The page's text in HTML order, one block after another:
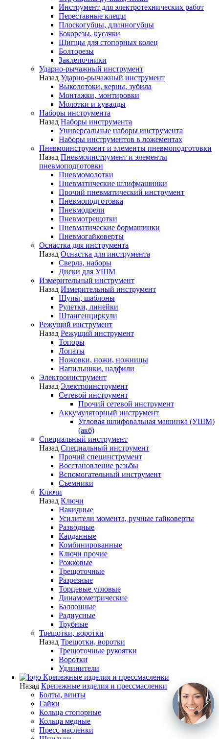
Инструмент для электротехнических работ
Переставные клещи
Плоскогубцы, длинногубцы
Бокорезы, кусачки
Щипцы для стопорных колец
Болторезы
Заклепочники
Ударно-рычажный инструмент
Назад Ударно-рычажный инструмент
Выколотоки, керны, зубила
Монтажки, монтировки
Молотки и кувалды
Наборы инструмента
Назад Наборы инструмента
Универсальные наборы инструмента
Наборы инструментов в ложементах
Пневмоинструмент и элементы пневмоподготовки
Назад Пневмоинструмент и элементы
пневмоподготовки
Пневмомолотки
Пневматические шлифмашинки
Прочий пневматический инструмент
Пневмоподготовка
Пневмодрели
Пневмотрещотки
Пневматические бормашинки
Пневмогайковерты
Оснастка для инструмента
Назад Оснастка для инструмента
Сверла, наборы
Диски для УШМ
Измерительный инструмент
Назад Измерительный инструмент
Щупы, шаблоны
Рулетки, линейки
Штангенциркули
Режущий инструмент
Назад Режущий инструмент
Топоры
Лопаты
Ножовки, ножи, ножницы
Напильники, надфили
Электроинструмент
Назад Электроинструмент
Сетевой инструмент
Прочий сетевой инструмент
Аккумуляторный инструмент
Угловая шлифовальная машинка (УШМ)
(акб)
Специальный инструмент
Назад Специальный инструмент
Прочий специнструмент
Восстановление резьбы
Вспомогательный инструмент
Съемники
Ключи
Назад Ключи
Накидные
Усилители момента, ручные гайковерты
Разводные
Карданные
Комбинированные
Ключи прочие
Рожковые
Трещоточные
Разрезные
Торцевые угловые
Динамометрические
Баллонные
Радиусные
Трубные
Трещотки, воротки
Назад Трещотки, воротки
Трещоточные рукоятки
Воротки
Удлинители
Крепежные изделия и прессмасленки
Назад Крепежные изделия и прессмасленки
Болты, винты
Гайки
Кольца стопорные
Кольца медные
Пресс-масленки